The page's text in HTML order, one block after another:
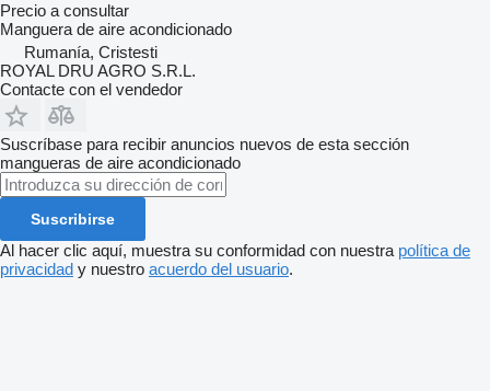
Precio a consultar
Manguera de aire acondicionado
Rumanía, Cristesti
ROYAL DRU AGRO S.R.L.
Contacte con el vendedor
Suscríbase para recibir anuncios nuevos de esta sección
mangueras de aire acondicionado
Suscribirse
Al hacer clic aquí, muestra su conformidad con nuestra política de
privacidad y nuestro acuerdo del usuario.